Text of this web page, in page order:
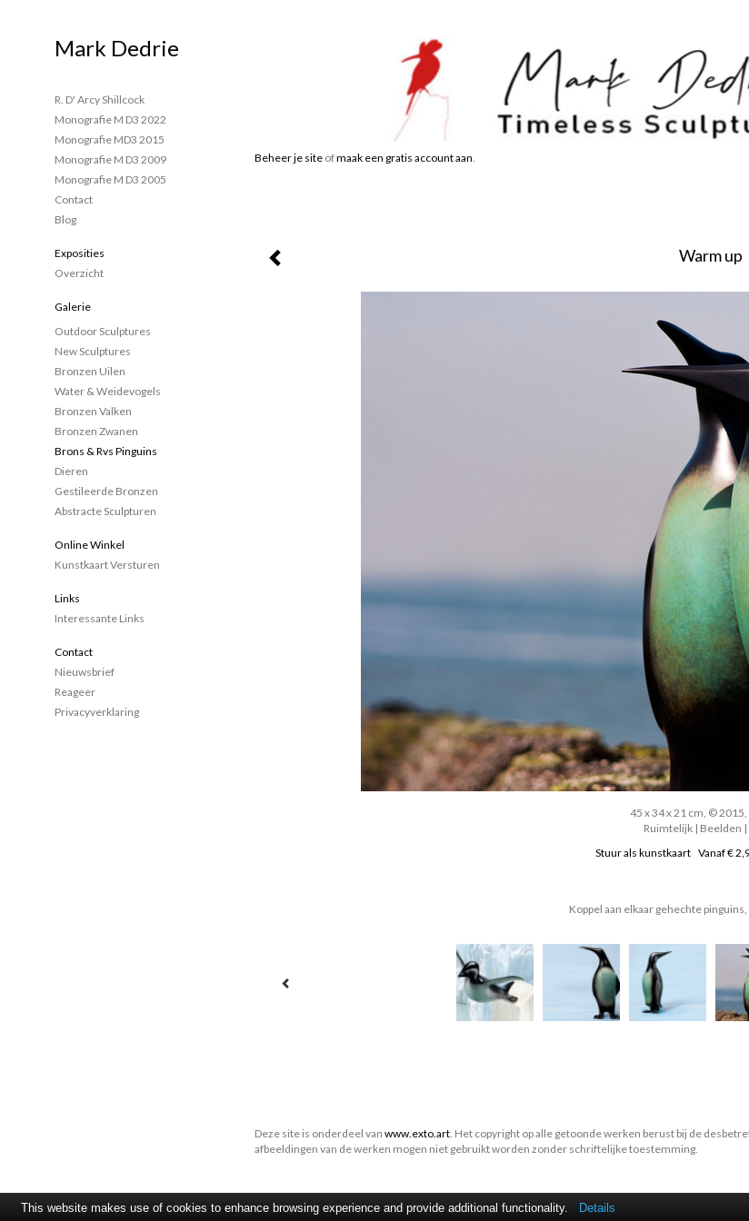
Beheer je site ofmaak een gratis account aan.
Warm up
45 x 34 x 21 cm, ©
Ruimtelijk | Beelden
Stuur als kunstkaart Vanaf €
Koppel aan elkaar gehechte
Mark Dedrie
R. D' Arcy Shillcock
Monografie M D3 2022
Monografie MD3 2015
Monografie M D3 2009
Monografie M D3 2005
Contact
Blog
Exposities
Overzicht
Galerie
Outdoor Sculptures
New Sculptures
Bronzen Uilen
Water & Weidevogels
Bronzen Valken
Bronzen Zwanen
Brons & Rvs Pinguins
Dieren
Gestileerde Bronzen
Abstracte Sculpturen
Online Winkel
Kunstkaart Versturen
Links
Interessante Links
Contact
Nieuwsbrief
Reageer
Privacyverklaring
Deze site is onderdeel van www.exto.art. Het copyright op alle getoonde werken berust bij de
afbeeldingen van de werken mogen niet gebruikt worden zonder schriftelijke toestemming.
This website makes use of cookies to enhance browsing experience and provide additional functionality. Details